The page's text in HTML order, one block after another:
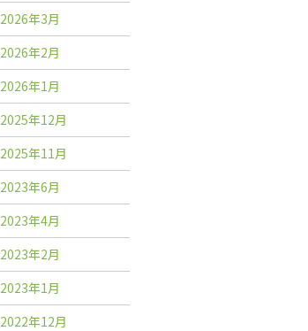
2026年3月
2026年2月
2026年1月
2025年12月
2025年11月
2023年6月
2023年4月
2023年2月
2023年1月
2022年12月